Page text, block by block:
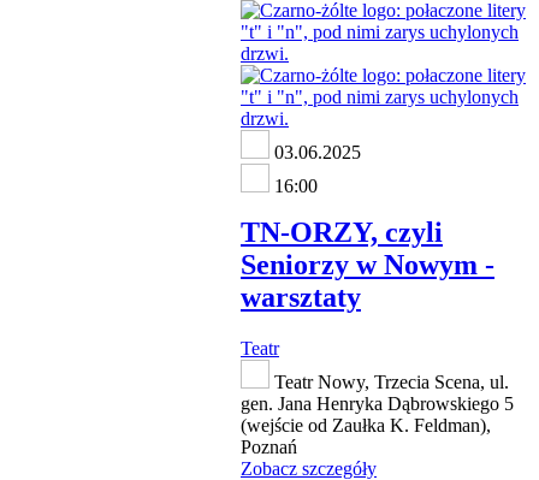
03.06.2025
16:00
TN-ORZY, czyli
Seniorzy w Nowym -
warsztaty
Teatr
Teatr Nowy, Trzecia Scena, ul.
gen. Jana Henryka Dąbrowskiego 5
(wejście od Zaułka K. Feldman),
Poznań
Zobacz szczegóły